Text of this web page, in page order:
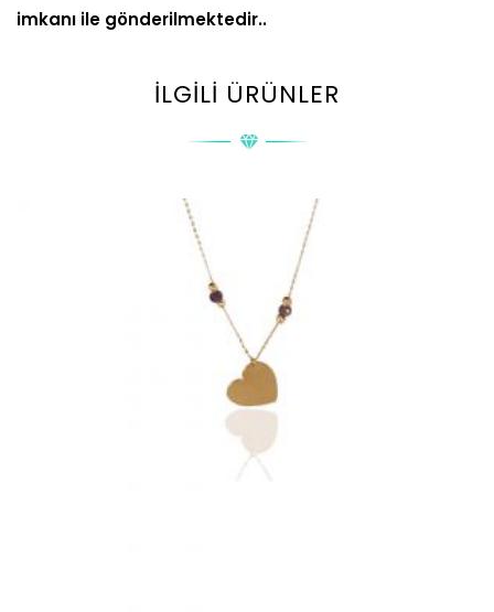
imkanı ile gönderilmektedir..
İLGILI ÜRÜNLER